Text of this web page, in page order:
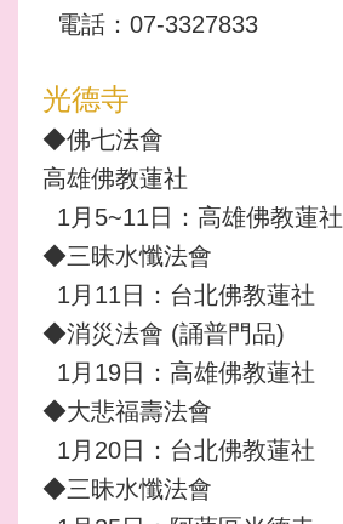
電話：07-3327833
光德寺
◆佛七法會
高雄佛教蓮社
1月5~11日：高雄佛教蓮社
◆三昧水懺法會
1月11日：台北佛教蓮社
◆消災法會 (誦普門品)
1月19日：高雄佛教蓮社
◆大悲福壽法會
1月20日：台北佛教蓮社
◆三昧水懺法會